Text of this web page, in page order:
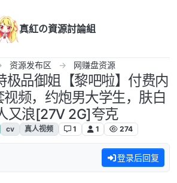
真紅の資源討論組
资源发布区 网赚盘资源
极品御姐【黎吧啦】付费内
频，约炮男大学生，肤白
又浪[27V 2G]夸克
cv 真人视频 1 1 274
登录后回复